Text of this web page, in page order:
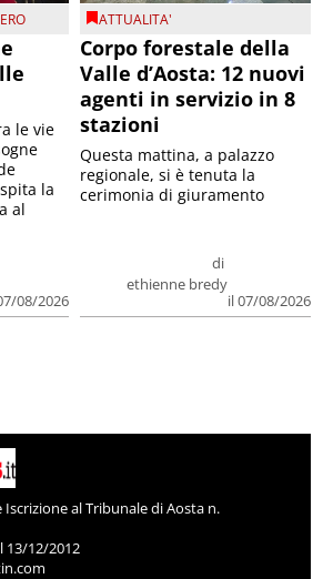
08/2026
le vie
la
al
ATTUALITA'
Corpo forestale della
Valle d’Aosta: 12 nuovi
agenti in servizio in 8
stazioni
di
ethienne bredy
il 07/08/2026
Questa mattina, a palazzo
regionale, si è tenuta la
cerimonia di giuramento
al Tribunale di Aosta n.
13/12/2012